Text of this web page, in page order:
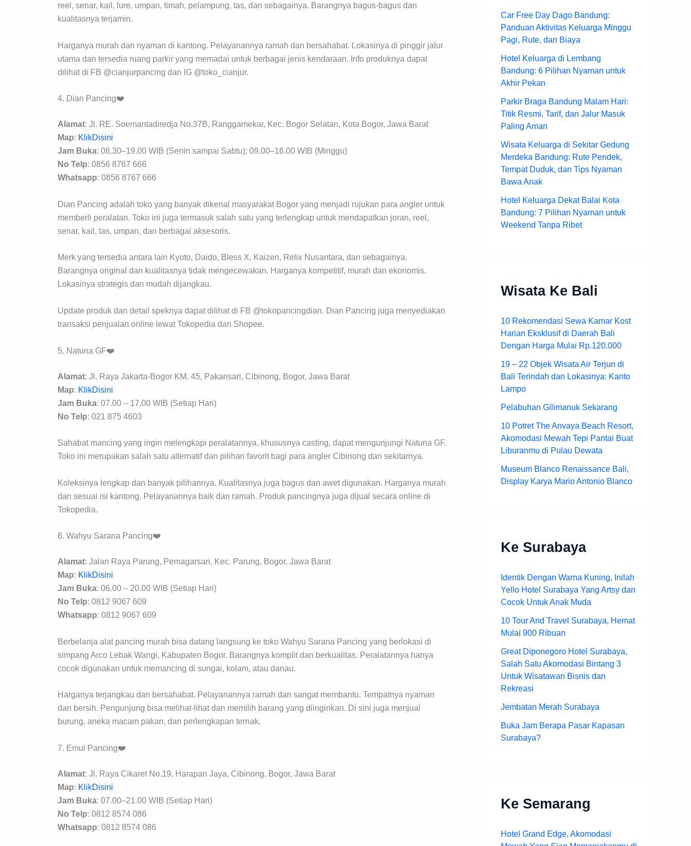
reel, senar, kail, lure, umpan, timah, pelampung, tas, dan sebagainya. Barangnya bagus-bagus dan
kualitasnya terjamin.
Harganya murah dan nyaman di kantong. Pelayanannya ramah dan bersahabat. Lokasinya di pinggir jalur
utama dan tersedia ruang parkir yang memadai untuk berbagai jenis kendaraan. Info produknya dapat
dilihat di FB @cianjurpancing dan IG @toko_cianjur.
4. Dian Pancing❤️
Alamat: Jl. RE. Soemantadiredja No.37B, Ranggamekar, Kec. Bogor Selatan, Kota Bogor, Jawa Barat
Map: KlikDisini
Jam Buka: 08.30–19.00 WIB (Senin sampai Sabtu); 09.00–16.00 WIB (Minggu)
No Telp: 0856 8767 666
Whatsapp: 0856 8767 666
Dian Pancing adalah toko yang banyak dikenal masyarakat Bogor yang menjadi rujukan para angler untuk
memberli peralatan. Toko ini juga termasuk salah satu yang terlengkap untuk mendapatkan joran, reel,
senar, kail, tas, umpan, dan berbagai aksesoris.
Merk yang tersedia antara lain Kyoto, Daido, Bless X, Kaizen, Relix Nusantara, dan sebagainya.
Barangnya original dan kualitasnya tidak mengecewakan. Harganya kompetitif, murah dan ekonomis.
Lokasinya strategis dan mudah dijangkau.
Update produk dan detail speknya dapat dilihat di FB @tokopancingdian. Dian Pancing juga menyediakan
transaksi penjualan online lewat Tokopedia dan Shopee.
5. Natuna GF❤️
Alamat: Jl. Raya Jakarta-Bogor KM. 45, Pakansari, Cibinong, Bogor, Jawa Barat
Map: KlikDisini
Jam Buka: 07.00 – 17.00 WIB (Setiap Hari)
No Telp: 021 875 4603
Sahabat mancing yang ingin melengkapi peralatannya, khususnya casting, dapat mengunjungi Natuna GF.
Toko ini merupakan salah satu alternatif dan pilihan favorit bagi para angler Cibinong dan sekitarnya.
Koleksinya lengkap dan banyak pilihannya. Kualitasnya juga bagus dan awet digunakan. Harganya murah
dan sesuai isi kantong. Pelayanannya baik dan ramah. Produk pancingnya juga dijual secara online di
Tokopedia.
6. Wahyu Sarana Pancing❤️
Alamat: Jalan Raya Parung, Pemagarsari, Kec. Parung, Bogor, Jawa Barat
Map: KlikDisini
Jam Buka: 06.00 – 20.00 WIB (Setiap Hari)
No Telp: 0812 9067 609
Whatsapp: 0812 9067 609
Berbelanja alat pancing murah bisa datang langsung ke toko Wahyu Sarana Pancing yang berlokasi di
simpang Arco Lebak Wangi, Kabupaten Bogor. Barangnya komplit dan berkualitas. Peralatannya hanya
cocok digunakan untuk memancing di sungai, kolam, atau danau.
Harganya terjangkau dan bersahabat. Pelayanannya ramah dan sangat membantu. Tempatnya nyaman
dan bersih. Pengunjung bisa melihat-lihat dan memilih barang yang diinginkan. Di sini juga menjual
burung, aneka macam pakan, dan perlengkapan ternak.
7. Emul Pancing❤️
Alamat: Jl. Raya Cikaret No.19, Harapan Jaya, Cibinong, Bogor, Jawa Barat
Map: KlikDisini
Jam Buka: 07.00–21.00 WIB (Setiap Hari)
No Telp: 0812 8574 086
Whatsapp: 0812 8574 086
Car Free Day Dago Bandung:
Panduan Aktivitas Keluarga Minggu
Pagi, Rute, dan Biaya
Hotel Keluarga di Lembang
Bandung: 6 Pilihan Nyaman untuk
Akhir Pekan
Parkir Braga Bandung Malam Hari:
Titik Resmi, Tarif, dan Jalur Masuk
Paling Aman
Wisata Keluarga di Sekitar Gedung
Merdeka Bandung: Rute Pendek,
Tempat Duduk, dan Tips Nyaman
Bawa Anak
Hotel Keluarga Dekat Balai Kota
Bandung: 7 Pilihan Nyaman untuk
Weekend Tanpa Ribet
Wisata Ke Bali
10 Rekomendasi Sewa Kamar Kost
Harian Eksklusif di Daerah Bali
Dengan Harga Mulai Rp.120.000
19 – 22 Objek Wisata Air Terjun di
Bali Terindah dan Lokasinya: Kanto
Lampo
Pelabuhan Gilimanuk Sekarang
10 Potret The Anvaya Beach Resort,
Akomodasi Mewah Tepi Pantai Buat
Liburanmu di Pulau Dewata
Museum Blanco Renaissance Bali,
Display Karya Mario Antonio Blanco
Ke Surabaya
Identik Dengan Warna Kuning, Inilah
Yello Hotel Surabaya Yang Artsy dan
Cocok Untuk Anak Muda
10 Tour And Travel Surabaya, Hemat
Mulai 900 Ribuan
Great Diponegoro Hotel Surabaya,
Salah Satu Akomodasi Bintang 3
Untuk Wisatawan Bisnis dan
Rekreasi
Jembatan Merah Surabaya
Buka Jam Berapa Pasar Kapasan
Surabaya?
Ke Semarang
Hotel Grand Edge, Akomodasi